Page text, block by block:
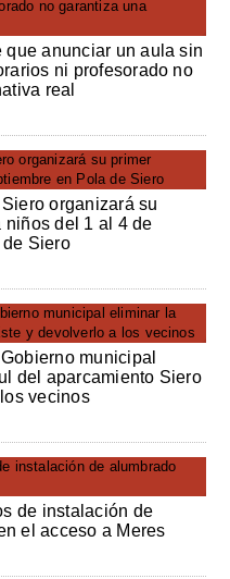
que anunciar un aula sin
ni profesorado no
real
organizará su
niños del 1 al 4 de
Siero
municipal
del aparcamiento Siero
vecinos
de instalación de
el acceso a Meres